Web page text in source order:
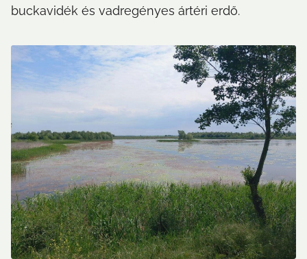
buckavidék és vadregényes ártéri erdő.